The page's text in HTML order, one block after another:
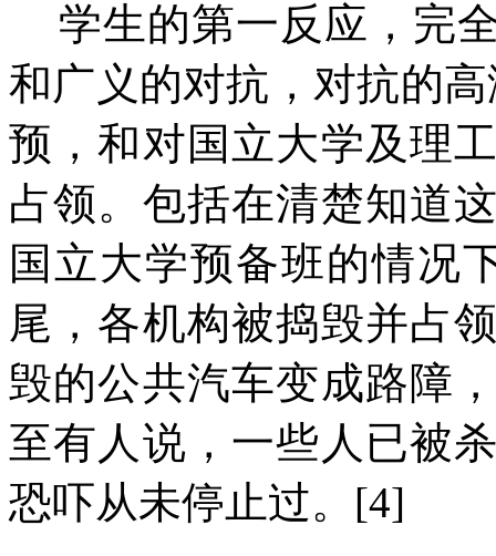
学生的第一反应，完
和广义的对抗，对抗的
预，和对国立大学及理
占领。包括在清楚知道
国立大学预备班的情况
尾，各机构被捣毁并占
毁的公共汽车变成路障
至有人说，一些人已被
恐吓从未停止过。 [4]